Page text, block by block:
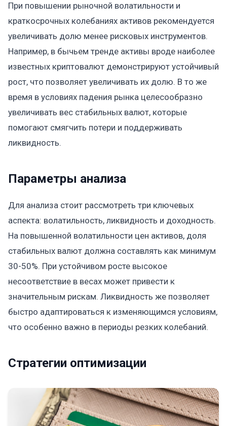
При повышении рыночной волатильности и
краткосрочных колебаниях активов рекомендуется
увеличивать долю менее рисковых инструментов.
Например, в бычьем тренде активы вроде наиболее
известных криптовалют демонстрируют устойчивый
рост, что позволяет увеличивать их долю. В то же
время в условиях падения рынка целесообразно
увеличивать вес стабильных валют, которые
помогают смягчить потери и поддерживать
ликвидность.
Параметры анализа
Для анализа стоит рассмотреть три ключевых
аспекта: волатильность, ликвидность и доходность.
На повышенной волатильности цен активов, доля
стабильных валют должна составлять как минимум
30-50%. При устойчивом росте высокое
несоответствие в весах может привести к
значительным рискам. Ликвидность же позволяет
быстро адаптироваться к изменяющимся условиям,
что особенно важно в периоды резких колебаний.
Стратегии оптимизации